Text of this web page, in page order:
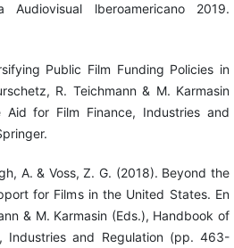
Audiovisual lberoamericano 2019.
Public Film Funding Policies in
R. Teichmann & M. Karmasin
for Film Finance, Industries and
A. & Voss, Z. G. (2018). Beyond the
for Films in the United States. En
& M. Karmasin (Eds.), Handbook of
Industries and Regulation (pp. 463-